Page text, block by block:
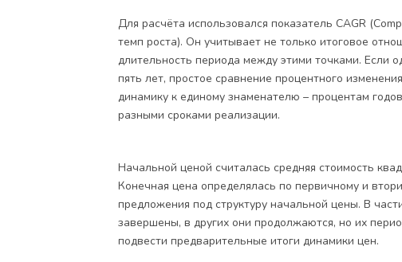
Для расчёта использовался показатель CAGR
темп роста). Он учитывает не только итоговое
длительность периода между этими точками. Если
пять лет, простое сравнение процентного
динамику к единому знаменателю – процентам
разными сроками реализации.
Начальной ценой считалась средняя стоимость
Конечная цена определялась по первичному и
предложения под структуру начальной цены. В
завершены, в других они продолжаются, но их
подвести предварительные итоги динамики цен.